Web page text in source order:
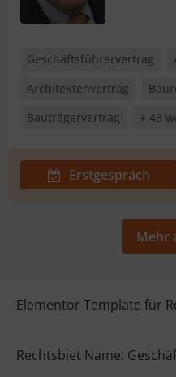
Geschäftsführervertrag
Architektenvertrag
Bauträgervertrag
+ 43
Erstgespräch
Mehr
Elementor Template für
Rechtsbiet Name: